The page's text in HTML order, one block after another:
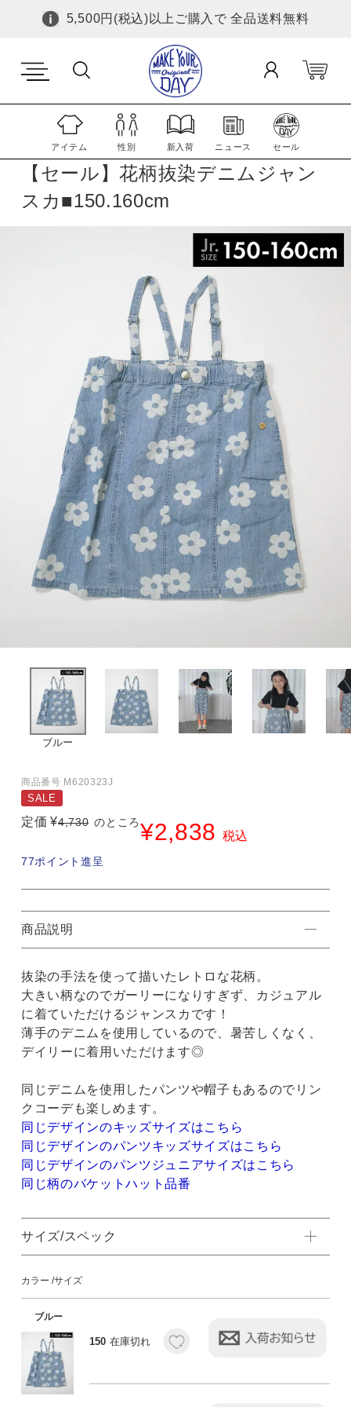
5,500円(税込)以上ご購入で 全品送料無料
ブルー
【セール】花柄抜染デニムジャン
スカ■150.160cm
商品番号 M620323J
SALE
定価 ¥4,730 のところ¥2,838 税込
77ポイント進呈
商品説明
抜染の手法を使って描いたレトロな花柄。
大きい柄なのでガーリーになりすぎず、カジュアル
に着ていただけるジャンスカです！
薄手のデニムを使用しているので、暑苦しくなく、
デイリーに着用いただけます◎
同じデニムを使用したパンツや帽子もあるのでリン
クコーデも楽しめます。
同じデザインのキッズサイズはこちら
同じデザインのパンツキッズサイズはこちら
同じデザインのパンツジュニアサイズはこちら
同じ柄のバケットハット品番
サイズ/スペック
カラー サイズ
ブルー
150 在庫切れ
アイテム 性別 新入荷 ニュース セール